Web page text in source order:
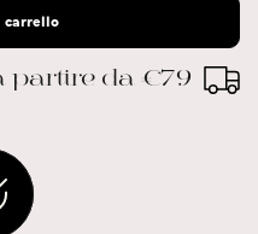
carrello
partire da €79